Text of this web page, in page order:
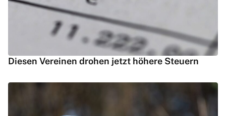
Diesen Vereinen drohen jetzt höhere Steuern